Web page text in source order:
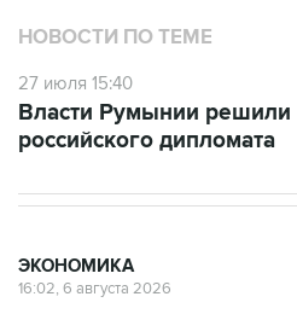
НОВОСТИ ПО ТЕМЕ
27 июля 15:40
Власти Румынии решили
российского дипломата
ЭКОНОМИКА
16:02, 6 августа 2026